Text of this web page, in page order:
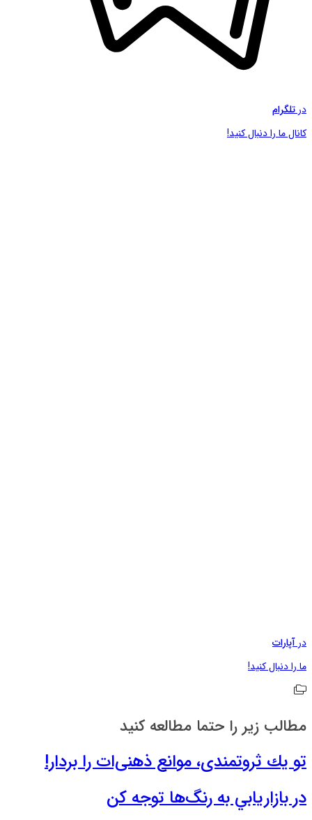
درتلگرام
کانال ما را دنبال کنید!
درآپارات
ما را دنبال کنید!
مطالب زیر را حتما مطالعه کنید
تو یك ثروتمندی، موانع ذهنی‌ات را بردار!
در بازاريابي به رنگ‌ها توجه كن